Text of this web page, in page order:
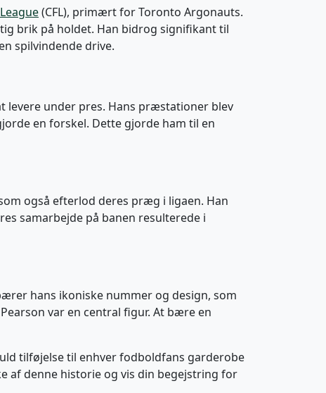
(CFL), primært for Toronto Argonauts.
brik på holdet. Han bidrog signifikant til
spilvindende drive.
levere under pres. Hans præstationer blev
en forskel. Dette gjorde ham til en
også efterlod deres præg i ligaen. Han
samarbejde på banen resulterede i
hans ikoniske nummer og design, som
var en central figur. At bære en
tilføjelse til enhver fodboldfans garderobe
af denne historie og vis din begejstring for